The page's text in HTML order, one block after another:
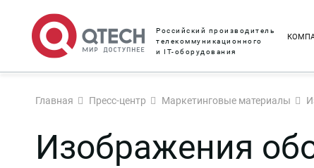
Российский производитель
телекоммуникационного
и IT-оборудования
Главная Пресс-центр Маркетинговые материалы
Изображения